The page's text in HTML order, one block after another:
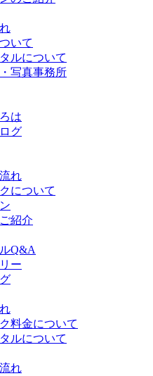
いて
ルについて
写真事務所
は
グ
れ
について
紹介
Q&A
ー
料金について
ルについて
れ